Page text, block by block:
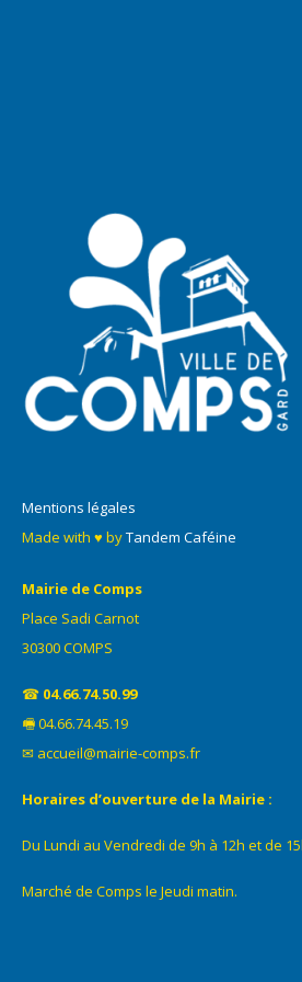
Mentions légales
Made with ♥ byTandem Caféine
Mairie de Comps
Place Sadi Carnot
30300 COMPS
☎ 04.66.74.50.99
🖷 04.66.74.45.19
✉ accueil@mairie-comps.fr
Horaires d’ouverture de la Mairie :
Du Lundi au Vendredi de 9h à 12h et de
Marché de Comps le Jeudi matin.